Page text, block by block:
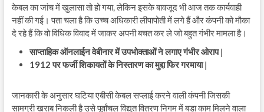
केबल का जांच में खुलासा तो हो गया, लेकिन इसके बावजूद भी आज तक कार्यवाही
नहीं की गई। पता चला है कि उच्च अधिकारी लीपापोती में लगे हैं और कंपनी को मौका
दे रहे हैं कि वो विधिक विवाद में जाकर अपनी बचत कर ले जो बहुत गंभीर मामला है।
साप्ताहिकऑनलाईनवेबीनारमेंउपभोक्ताओंनेलगाएगंभीरओराप|
1912परफर्जीशिकायतोंकेनिस्तारणकामुद्दाफिरगरमाया|
जानकारी के अनुसार घटिया एबीसी केबल सप्लाई करने वाली कंपनी जिसकी
सामग्री खराब निकली है उसे पूर्वांचल विद्युत वितरण निगम में बडा काम मिलने वाला